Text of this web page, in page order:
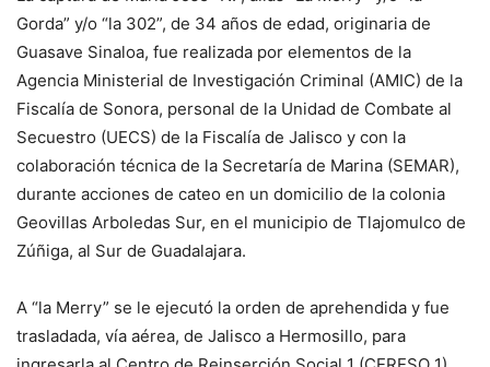
Gorda” y/o “la 302”, de 34 años de edad, originaria de
Guasave Sinaloa, fue realizada por elementos de la
Agencia Ministerial de Investigación Criminal (AMIC) de la
Fiscalía de Sonora, personal de la Unidad de Combate al
Secuestro (UECS) de la Fiscalía de Jalisco y con la
colaboración técnica de la Secretaría de Marina (SEMAR),
durante acciones de cateo en un domicilio de la colonia
Geovillas Arboledas Sur, en el municipio de Tlajomulco de
Zúñiga, al Sur de Guadalajara.
A “la Merry” se le ejecutó la orden de aprehendida y fue
trasladada, vía aérea, de Jalisco a Hermosillo, para